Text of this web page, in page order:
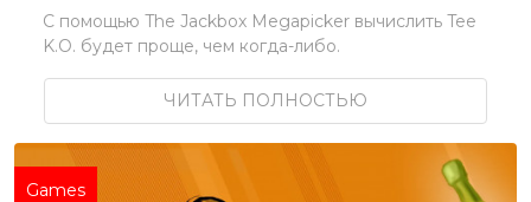
С помощью The Jackbox Megapicker вычислить Tee
K.O. будет проще, чем когда-либо.
ЧИТАТЬ ПОЛНОСТЬЮ
Games